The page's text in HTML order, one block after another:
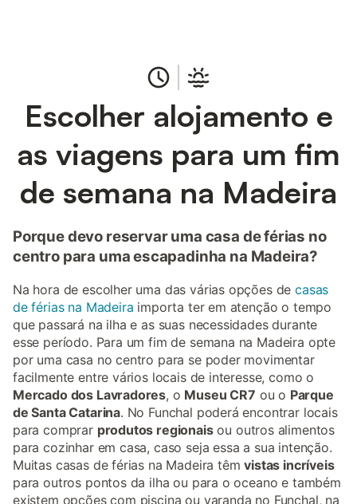
Escolher alojamento e
as viagens para um fim
de semana na Madeira
Porque devo reservar uma casa de férias no
centro para uma escapadinha na Madeira?
Na hora de escolher uma das várias opções decasas
de férias na Madeira importa ter em atenção o tempo
que passará na ilha e as suas necessidades durante
esse período. Para um fim de semana na Madeira opte
por uma casa no centro para se poder movimentar
facilmente entre vários locais de interesse, como o
Mercado dos Lavradores, o Museu CR7 ou o Parque
de Santa Catarina. No Funchal poderá encontrar locais
para comprar produtos regionaisou outros alimentos
para cozinhar em casa, caso seja essa a sua intenção.
Muitas casas de férias na Madeira têmvistas incríveis
para outros pontos da ilha ou para o oceano e também
existem opções com piscina ou varanda no Funchal, na